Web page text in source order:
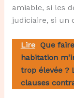
amiable, si les
judiciaire, si un
Lire Que
habitation
trop élevée ?
clauses